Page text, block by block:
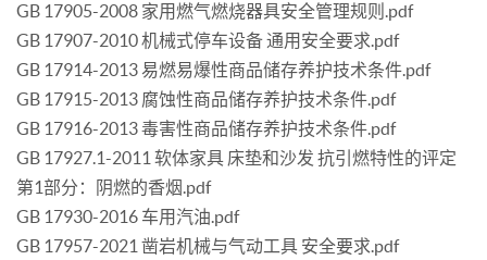
GB 17905-2008 家用燃气燃烧器具安全管理规则.pdf
GB 17907-2010 机械式停车设备 通用安全要求.pdf
GB 17914-2013 易燃易爆性商品储存养护技术条件.pdf
GB 17915-2013 腐蚀性商品储存养护技术条件.pdf
GB 17916-2013 毒害性商品储存养护技术条件.pdf
GB 17927.1-2011 软体家具 床垫和沙发 抗引燃特性的评定
第1部分：阴燃的香烟.pdf
GB 17930-2016 车用汽油.pdf
GB 17957-2021 凿岩机械与气动工具 安全要求.pdf